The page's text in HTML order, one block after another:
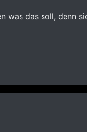
was das soll, denn